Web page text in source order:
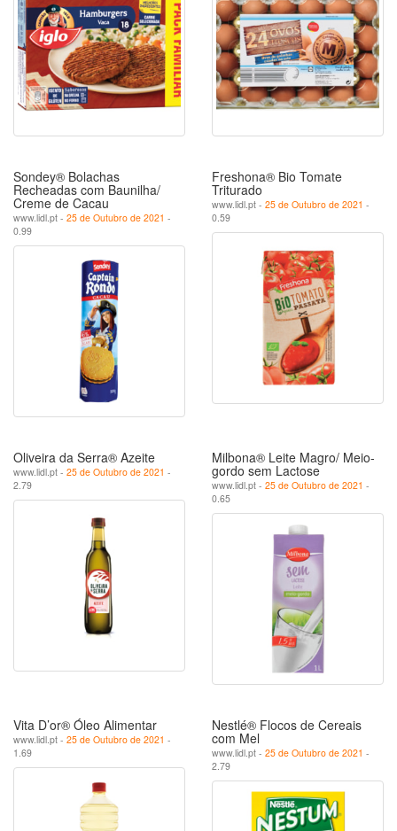
Sondey® Bolachas
Recheadas com Baunilha/
Creme de Cacau
www.lidl.pt - 25 de Outubro de 2021 -
0.99
Freshona® Bio Tomate
Triturado
www.lidl.pt - 25 de Outubro de 2021 -
0.59
Oliveira da Serra® Azeite
www.lidl.pt - 25 de Outubro de 2021 -
2.79
Milbona® Leite Magro/ Meio­-
gordo sem Lactose
www.lidl.pt - 25 de Outubro de 2021 -
0.65
Vita D’or® Óleo Alimentar
www.lidl.pt - 25 de Outubro de 2021 -
1.69
Nestlé® Flocos de Cereais
com Mel
www.lidl.pt - 25 de Outubro de 2021 -
2.79